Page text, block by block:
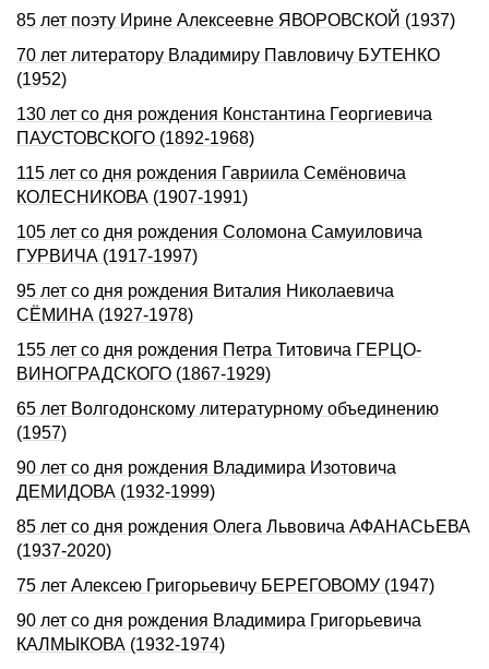
85 лет поэту Ирине Алексеевне ЯВОРОВСКОЙ (1937)
70 лет литератору Владимиру Павловичу БУТЕНКО
(1952)
130 лет со дня рождения Константина Георгиевича
ПАУСТОВСКОГО (1892-1968)
115 лет со дня рождения Гавриила Семёновича
КОЛЕСНИКОВА (1907-1991)
105 лет со дня рождения Соломона Самуиловича
ГУРВИЧА (1917-1997)
95 лет со дня рождения Виталия Николаевича
СЁМИНА (1927-1978)
155 лет со дня рождения Петра Титовича ГЕРЦО-
ВИHОГРАДСКОГО (1867-1929)
65 лет Волгодонскому литературному объединению
(1957)
90 лет со дня рождения Владимира Изотовича
ДЕМИДОВА (1932-1999)
85 лет со дня рождения Олега Львовича АФАHАСЬЕВА
(1937-2020)
75 лет Алексею Григорьевичу БЕРЕГОВОМУ (1947)
90 лет со дня рождения Владимира Григорьевича
КАЛМЫКОВА (1932-1974)